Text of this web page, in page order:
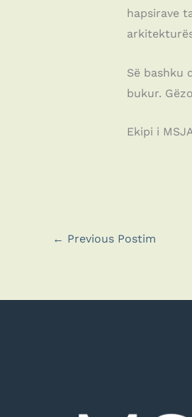
hapsirave
Së bashku
bukur.
Ekipi i
← Previous Postim